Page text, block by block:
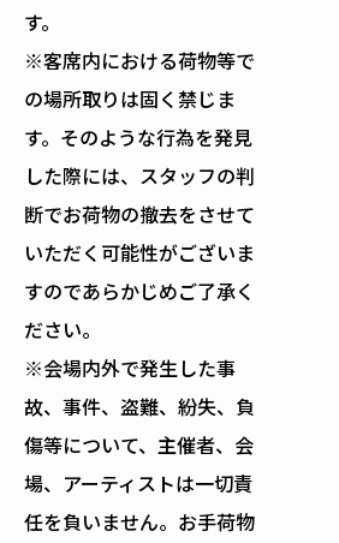
す。
※客席内における荷物等で
の場所取りは固く禁じま
す。そのような行為を発見
した際には、スタッフの判
断でお荷物の撤去をさせて
いただく可能性がございま
すのであらかじめご了承く
ださい。
※会場内外で発生した事
故、事件、盗難、紛失、負
傷等について、主催者、会
場、アーティストは一切責
任を負いません。お手荷物